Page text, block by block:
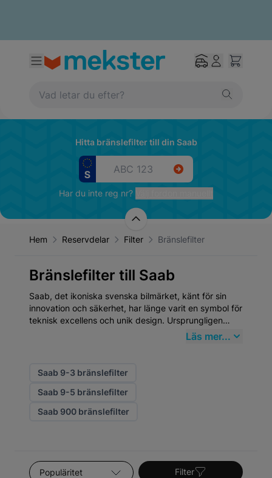
Hitta bränslefilter till din Saab
Har du inte reg nr?
Hem Reservdelar Filter Bränslefilter
Bränslefilter till Saab
Saab, det ikoniska svenska bilmärket, känt för sin
innovation och säkerhet, har länge varit en symbol för
teknisk excellens och unik design. Ursprungligen
grundat 1937 som en tillverkare av flygplan, började
bilar, vilket syns i deras strömlinjeformade design och
Saab-bilar ut för deras behov av högkvalitativa
och säkerhetsnivåer.
Läs mer...
Saab 9-3 bränslefilter
Saab 9-5 bränslefilter
Saab 900 bränslefilter
Sortera efter Filter